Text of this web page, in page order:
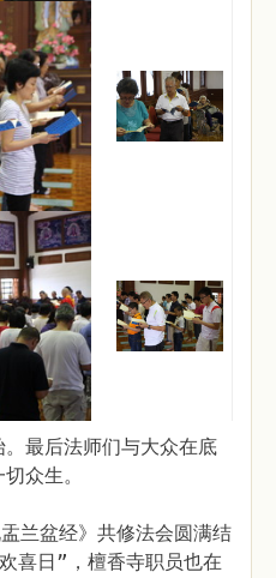
最后法师们与大众在底
众生。
兰盆经》共修法会圆满结
喜日”，檀香寺职员也在